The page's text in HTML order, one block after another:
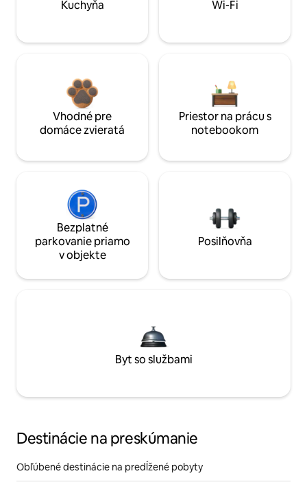
Kuchyňa Wi-Fi
Vhodné pre
domáce zvieratá
Priestor na prácu s
notebookom
Bezplatné
parkovanie priamo
v objekte
Posilňovňa
Byt so službami
Destinácie na preskúmanie
Obľúbené destinácie na predĺžené pobyty